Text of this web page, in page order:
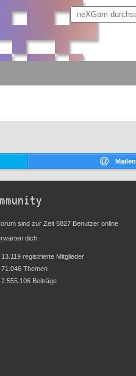
Mailen
sind zur Zeit 5827 Benutzer online
dich:
13.119 registrierte Mitglieder
71.046 Themen
2.555.106 Beiträge